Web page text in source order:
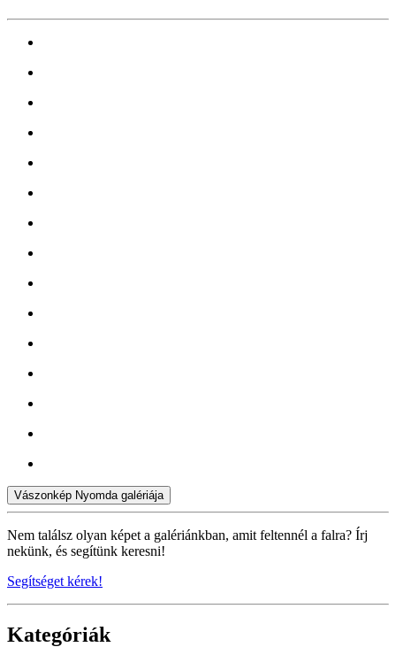
Vászonkép Nyomda galériája
Nem találsz olyan képet a galériánkban, amit feltennél a falra? Írj
nekünk, és segítünk keresni!
Segítséget kérek!
Kategóriák